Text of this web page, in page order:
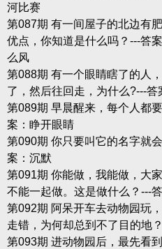
河比赛
第087期 有一间屋子的北边有
优点，你知道是什么吗？---答
么风
第088期 有一个眼睛瞎了的人
了，然后往回走，为什么?---答
第089期 早晨醒来，每个人都
案：睁开眼睛
第090期 你只要叫它的名字就
案：沉默
第091期 你能做，我能做，大
不能一起做。这是做什么？---
第092期 阿呆开车去动物园玩
走错，为何却总到不了目的地
第093期 进动物园后，最先看